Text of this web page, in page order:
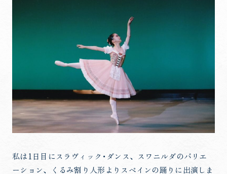
私は1日目にスラヴィック･ダンス、スワニルダのバリエ
ーション、くるみ割り人形よりスペインの踊りに出演しま